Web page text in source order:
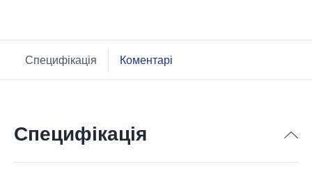
Специфікація Коментарі
Специфікація